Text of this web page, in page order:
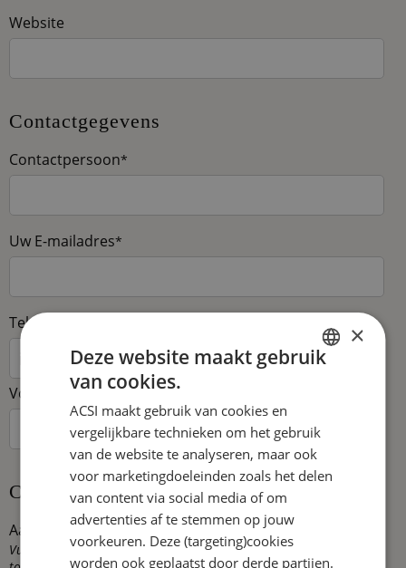
Website
Contactgegevens
Contactpersoon*
Uw E-mailadres*
Telefoonnummer
Voorkeurstaal*
Camping details
Aantal toerplaatsen
Vul hier het totaal aantal beschikbare plaatsen voor
FRENCH
GERMAN
×
Deze website maakt gebruik
van cookies.
ACSI maakt gebruik van cookies en
vergelijkbare technieken om het gebruik
van de website te analyseren, maar ook
voor marketingdoeleinden zoals het delen
van content via social media of om
advertenties af te stemmen op jouw
voorkeuren. Deze (targeting)cookies
worden ook geplaatst door derde partijen.